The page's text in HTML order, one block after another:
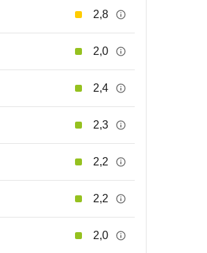
2,8
2,0
2,4
2,3
2,2
2,2
2,0